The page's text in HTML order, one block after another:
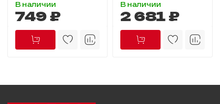
В наличии
749 ₽
В наличии
2 681 ₽